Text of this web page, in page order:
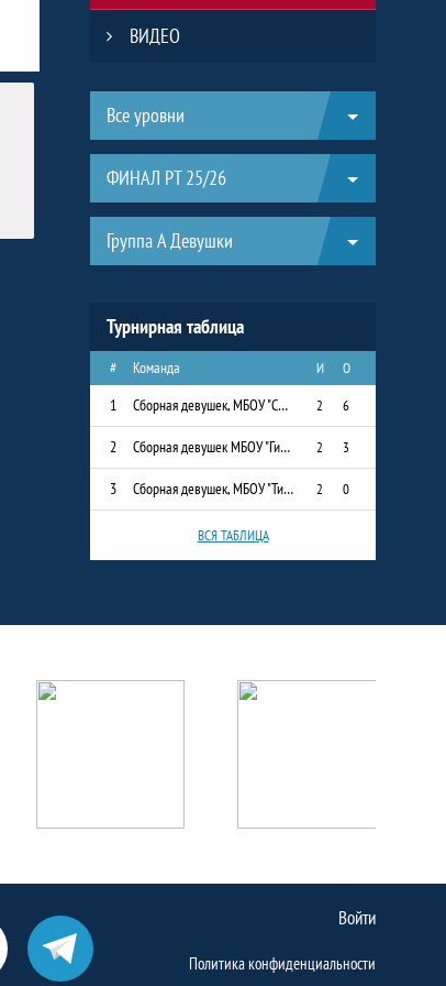
ВИДЕО
Таблицы турнира
Все уровни
ФИНАЛ РТ 25/26
Группа А Девушки
Турнирная таблица
# Команда И О
1 Сборная девушек, МБОУ "СОШ № 8" 2 6
2 Сборная девушек МБОУ "Гимназия им. Наби Даули" 2 3
3 Сборная девушек, МБОУ "Тимершикская СОШ" 2 0
ВСЯ ТАБЛИЦА
Телеграм
Войти
Политика конфиденциальности